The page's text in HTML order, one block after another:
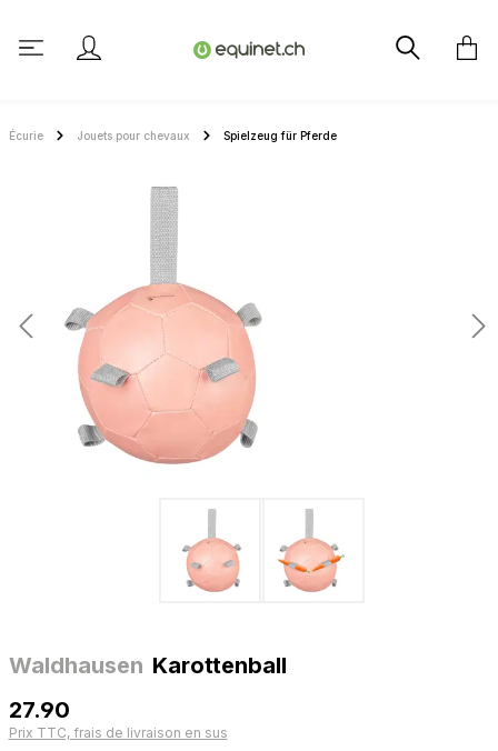
Écurie Jouets pour chevaux Spielzeug für Pferde
Waldhausen Karottenball
27.90
Prix TTC, frais de livraison en sus